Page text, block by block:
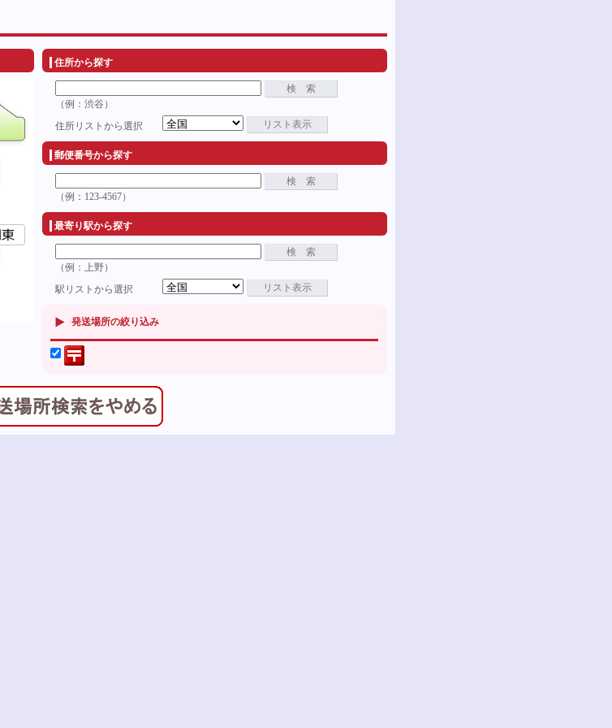
住所から探す
検 索
（例：渋谷）
住所リストから選択
リスト表示
郵便番号から探す
検 索
（例：123-4567）
最寄り駅から探す
検 索
（例：上野）
駅リストから選択
リスト表示
発送場所の絞り込み